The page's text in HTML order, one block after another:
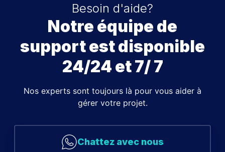
Besoin d'aide?
Notre équipe de
support est disponible
24/24 et 7/ 7
Nos experts sont toujours là pour vous aider à
gérer votre projet.
Chattez avec nous